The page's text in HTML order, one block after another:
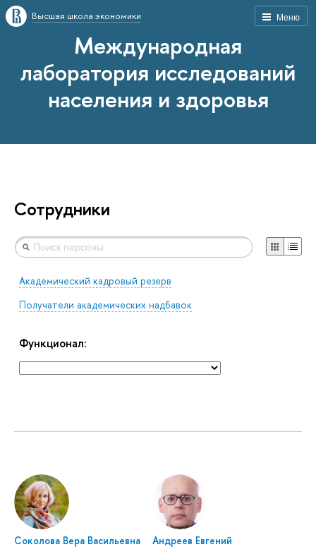
Меню
Высшая школа экономики
Международная
лаборатория исследований
населения и здоровья
Сотрудники
Академический кадровый резерв
Получатели академических надбавок
Функционал:
Соколова Вера Васильевна
Андреев Евгений